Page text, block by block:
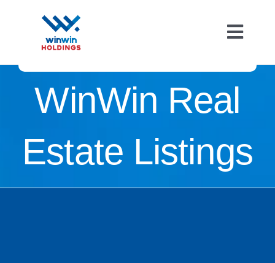
WinWin Real
Estate Listings